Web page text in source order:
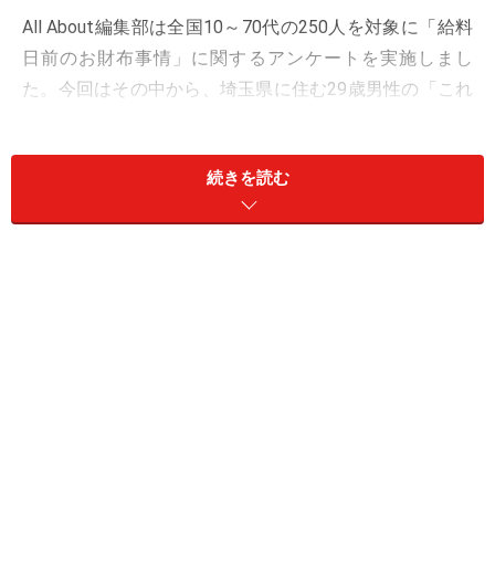
All About編集部は全国10～70代の250人を対象に「給料
日前のお財布事情」に関するアンケートを実施しまし
た。今回はその中から、埼玉県に住む29歳男性の「これ
回答者のプロフィール
【埼玉県在住29歳男性、収入状況と1カ月の主な出費内
続きを読む